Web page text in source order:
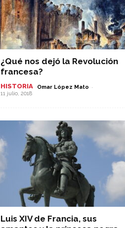
¿Qué nos dejó la Revolución
francesa?
HISTORIA Omar López Mato -
11 julio, 2018
Luis XIV de Francia, sus